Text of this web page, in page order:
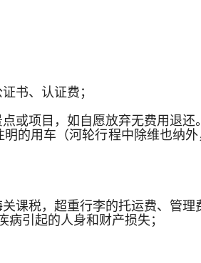
书、认证费；
或项目，如自愿放弃无费用退还。
的用车（河轮行程中除维也纳
课税，超重行李的托运费、管理
引起的人身和财产损失；